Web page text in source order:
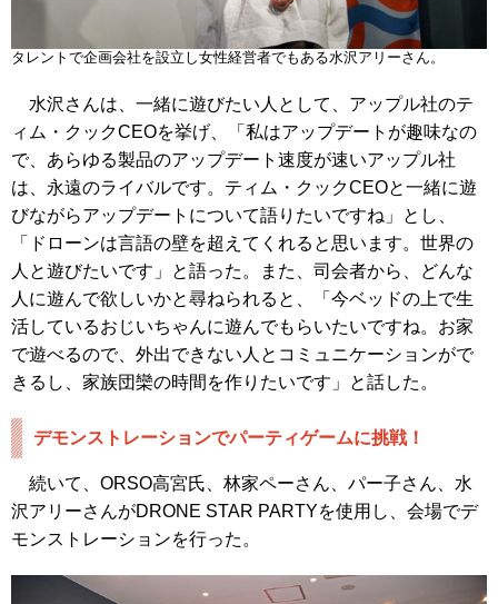
タレントで企画会社を設立し女性経営者でもある水沢アリーさん。
水沢さんは、一緒に遊びたい人として、アップル社のテ
ィム・クックCEOを挙げ、「私はアップデートが趣味なの
で、あらゆる製品のアップデート速度が速いアップル社
は、永遠のライバルです。ティム・クックCEOと一緒に遊
びながらアップデートについて語りたいですね」とし、
「ドローンは言語の壁を超えてくれると思います。世界の
人と遊びたいです」と語った。また、司会者から、どんな
人に遊んで欲しいかと尋ねられると、「今ベッドの上で生
活しているおじいちゃんに遊んでもらいたいですね。お家
で遊べるので、外出できない人とコミュニケーションがで
きるし、家族団欒の時間を作りたいです」と話した。
デモンストレーションでパーティゲームに挑戦！
続いて、ORSO高宮氏、林家ペーさん、パー子さん、水
沢アリーさんがDRONE STAR PARTYを使用し、会場でデ
モンストレーションを行った。